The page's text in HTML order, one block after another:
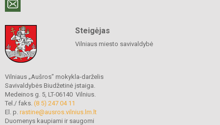
Steigėjas
Vilniaus miesto savivaldybė
Vilniaus „Aušros” mokykla-darželis
Savivaldybės Biudžetinė įstaiga.
Medeinos g. 5, LT-06140 Vilnius.
Tel./ faks. (8 5) 247 04 11
El. p. rastine@ausros.vilnius.lm.lt
Duomenys kaupiami ir saugomi